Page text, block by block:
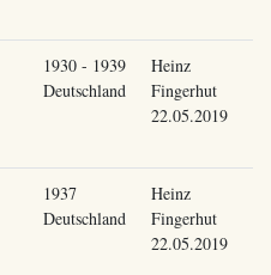
1930 - 1939
Deutschland
Heinz
Fingerhut
22.05.2019
1937
Deutschland
Heinz
Fingerhut
22.05.2019